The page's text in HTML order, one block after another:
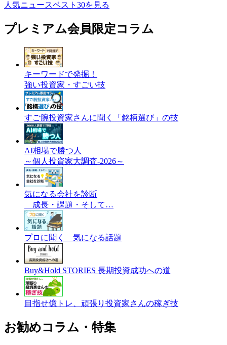
人気ニュースベスト30を見る
プレミアム会員限定コラム
キーワードで発掘！
強い投資家・すごい技
すご腕投資家さんに聞く「銘柄選び」の技
AI相場で勝つ人
～個人投資家大調査-2026～
気になる会社を診断
成長・課題・そして…
プロに聞く 気になる話題
Buy&Hold STORIES 長期投資成功への道
目指せ億トレ、頑張り投資家さんの稼ぎ技
お勧めコラム・特集